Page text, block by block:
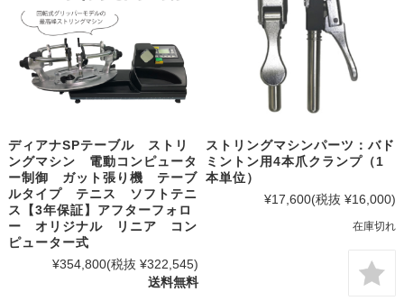
ディアナSPテーブル ストリ
ングマシン 電動コンピュータ
ー制御 ガット張り機 テーブ
ルタイプ テニス ソフトテニ
ス【3年保証】アフターフォロ
ー オリジナル リニア コン
ピューター式
¥354,800(税抜 ¥322,545)
送料無料
ストリングマシンパーツ：バド
ミントン用4本爪クランプ（1
本単位）
¥17,600(税抜 ¥16,000)
在庫切れ